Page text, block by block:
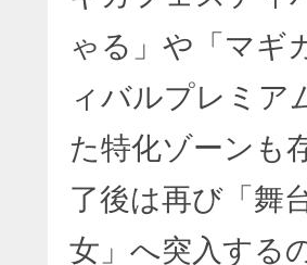
ゃる」や「マギ
ィバルプレミア
た特化ゾーンも
了後は再び「舞
女」へ突入する